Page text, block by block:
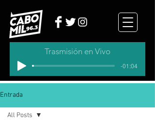
Trasmisión en Vivo
-01:04
Entrada
All Posts